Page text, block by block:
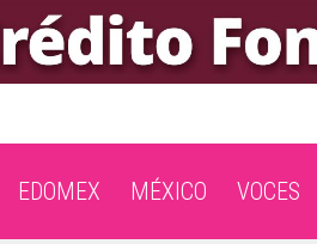
EDOMEX MÉXICO VOCES